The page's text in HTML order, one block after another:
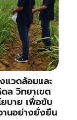
แวดล้อมและ
ล วิทยาเขต
บาย เพื่อขับ
านอย่างยั่งยืน